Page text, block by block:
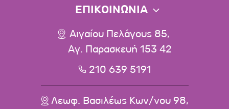
ΕΠΙΚΟΙΝΩΝΙΑ
Αιγαίου Πελάγους 85,
Αγ. Παρασκευή 153 42
210 639 5191
Λεωφ. Βασιλέως Κων/νου 98,